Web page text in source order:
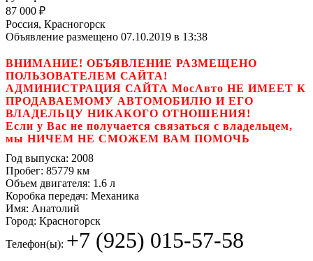
87 000 ₽
Россия, Красногорск
Объявление размещено 07.10.2019 в 13:38
ВНИМАНИЕ! ОБЪЯВЛЕНИЕ РАЗМЕЩЕНО
ПОЛЬЗОВАТЕЛЕМ САЙТА!
АДМИНИСТРАЦИЯ САЙТА МосАвто НЕ ИМЕЕТ К
ПРОДАВАЕМОМУ АВТОМОБИЛЮ И ЕГО
ВЛАДЕЛЬЦУ НИКАКОГО ОТНОШЕНИЯ!
Если у Вас не получается связаться с владельцем,
мы НИЧЕМ НЕ СМОЖЕМ ВАМ ПОМОЧЬ
Год выпуска: 2008
Пробег: 85779 км
Объем двигателя: 1.6 л
Коробка передач: Механика
Имя: Анатолий
Город: Красногорск
Телефон(ы): +7 (925) 015-57-58